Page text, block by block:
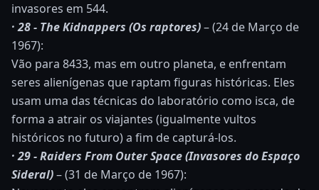
invasores em 544.
· 28 - The Kidnappers (Os raptores)– (24 de Março de
1967):
Vão para 8433, mas em outro planeta, e enfrentam
seres alienígenas que raptam figuras históricas. Eles
usam uma das técnicas do laboratório como isca, de
forma a atrair os viajantes (igualmente vultos
históricos no futuro) a fim de capturá-los.
· 29 - Raiders From Outer Space (Invasores do Espaço
Sideral)– (31 de Março de 1967):